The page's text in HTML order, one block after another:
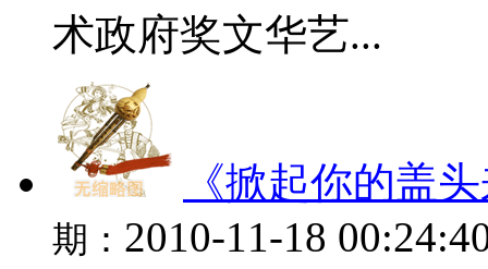
术政府奖文华艺...
《掀起你的盖
期： 2010-11-18